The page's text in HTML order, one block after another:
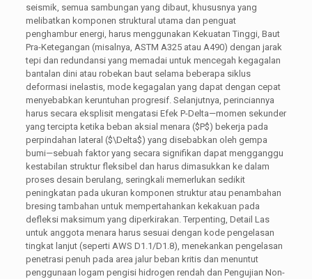
seismik, semua sambungan yang dibaut, khususnya yang
melibatkan komponen struktural utama dan penguat
penghambur energi, harus menggunakan Kekuatan Tinggi, Baut
Pra-Ketegangan (misalnya, ASTM A325 atau A490) dengan jarak
tepi dan redundansi yang memadai untuk mencegah kegagalan
bantalan dini atau robekan baut selama beberapa siklus
deformasi inelastis, mode kegagalan yang dapat dengan cepat
menyebabkan keruntuhan progresif. Selanjutnya, perinciannya
harus secara eksplisit mengatasi Efek P-Delta—momen sekunder
yang tercipta ketika beban aksial menara ($P$) bekerja pada
perpindahan lateral ($\Delta$) yang disebabkan oleh gempa
bumi—sebuah faktor yang secara signifikan dapat mengganggu
kestabilan struktur fleksibel dan harus dimasukkan ke dalam
proses desain berulang, seringkali memerlukan sedikit
peningkatan pada ukuran komponen struktur atau penambahan
bresing tambahan untuk mempertahankan kekakuan pada
defleksi maksimum yang diperkirakan. Terpenting, Detail Las
untuk anggota menara harus sesuai dengan kode pengelasan
tingkat lanjut (seperti AWS D1.1/D1.8), menekankan pengelasan
penetrasi penuh pada area jalur beban kritis dan menuntut
penggunaan logam pengisi hidrogen rendah dan Pengujian Non-